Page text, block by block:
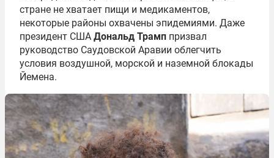
стране не хватает пищи и медикаментов,
некоторые районы охвачены эпидемиями. Даже
президент США Дональд Трамп призвал
руководство Саудовской Аравии облегчить
условия воздушной, морской и наземной блокады
Йемена.